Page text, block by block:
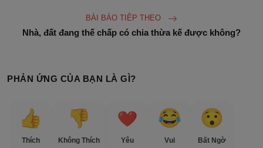
BÀI BÁO TIÊP THEO
Nhà, đất đang thế chấp có chia thừa kế được không?
PHẢN ỨNG CỦA BẠN LÀ GÌ?
Thích Không Thích Yêu Vui Bất Ngờ